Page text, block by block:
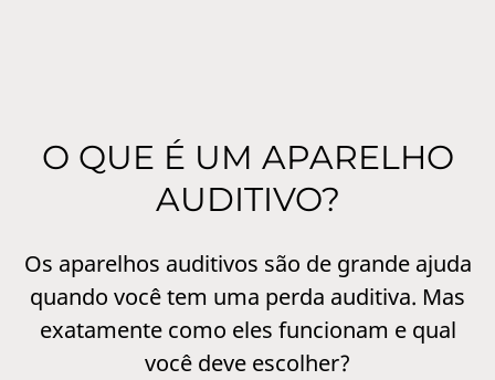
O QUE É UM APARELHO
AUDITIVO?
Os aparelhos auditivos são de grande ajuda
quando você tem uma perda auditiva. Mas
exatamente como eles funcionam e qual
você deve escolher?